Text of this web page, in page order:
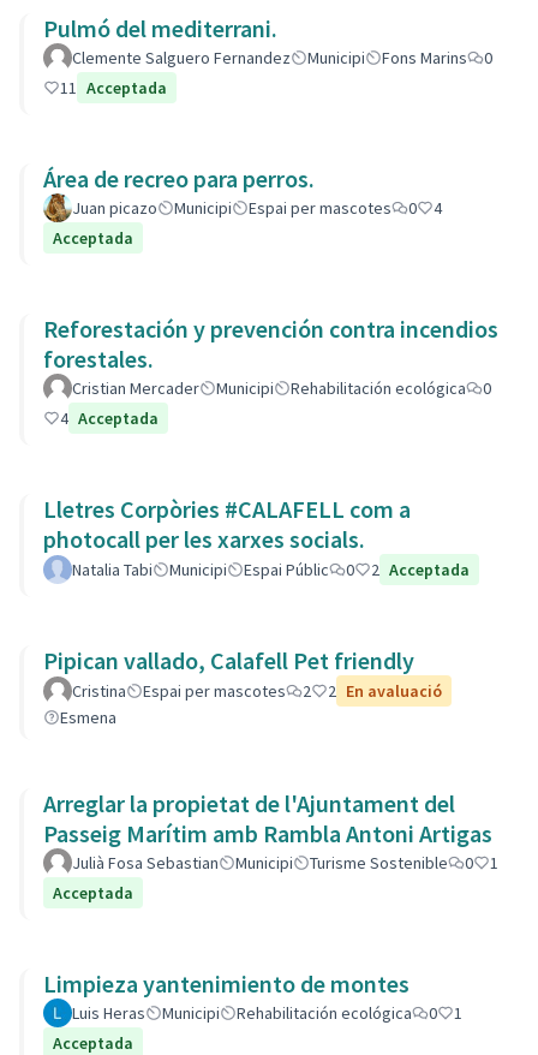
Pulmó del mediterrani.
Clemente Salguero Fernandez Municipi Fons Marins
0
11 Acceptada
Área de recreo para perros.
Juan picazo Municipi Espai per mascotes 0
4
Acceptada
Reforestación y prevención contra incendios
forestales.
Cristian Mercader Municipi Rehabilitación ecológica
0
4 Acceptada
Lletres Corpòries #CALAFELL com a
photocall per les xarxes socials.
Natalia Tabi Municipi Espai Públic 0 2 Acceptada
Pipican vallado, Calafell Pet friendly
Cristina Espai per mascotes 2 2 En avaluació
Esmena
Arreglar la propietat de l'Ajuntament del
Passeig Marítim amb Rambla Antoni Artigas
Julià Fosa Sebastian Municipi Turisme Sostenible 0
1
Acceptada
Limpieza yantenimiento de montes
Luis Heras Municipi Rehabilitación ecológica 0
1
Acceptada